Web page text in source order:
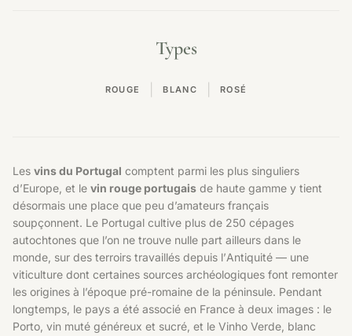
Types
ROUGE BLANC ROSÉ
Les vins du Portugal comptent parmi les plus singuliers
d’Europe, et le vin rouge portugais de haute gamme y tient
désormais une place que peu d’amateurs français
soupçonnent. Le Portugal cultive plus de 250 cépages
autochtones que l’on ne trouve nulle part ailleurs dans le
monde, sur des terroirs travaillés depuis l’Antiquité — une
viticulture dont certaines sources archéologiques font remonter
les origines à l’époque pré-romaine de la péninsule. Pendant
longtemps, le pays a été associé en France à deux images : le
Porto, vin muté généreux et sucré, et le Vinho Verde, blanc